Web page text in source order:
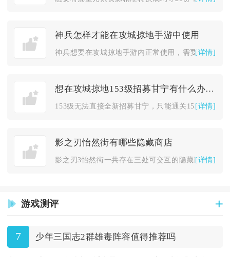
神兵怎样才能在攻城掠地手游中使用
神兵想要在攻城掠地手游内正常使用，需要先满足前置解锁条件、持...
[详情]
想在攻城掠地153级招募甘宁有什么办法吗
153级无法直接全新招募甘宁，只能通关153级合肥曹操副本拿...
[详情]
影之刃怡然街有哪些隐藏商店
影之刃3怡然街一共存在三处可交互的隐藏商店，分别是茶摊杂货铺...
[详情]
游戏测评
7 少年三国志2群雄毒阵容值得推荐吗